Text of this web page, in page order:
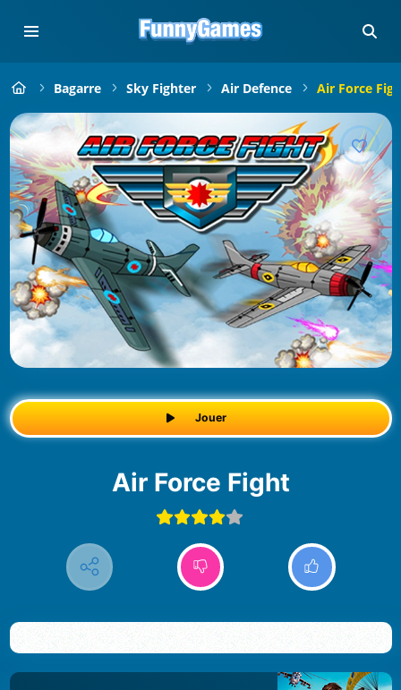
Bagarre Sky Fighter Air Defence Air Force
Jouer
Air Force Fight